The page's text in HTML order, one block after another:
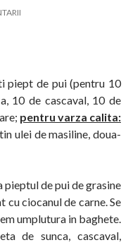
piept de pui (pentru 10
10 de cascaval, 10 de
pentru varza calita:
ulei de masiline, doua-
pieptul de pui de grasine
cu ciocanul de carne. Se
umplutura in baghete.
de sunca, cascaval,